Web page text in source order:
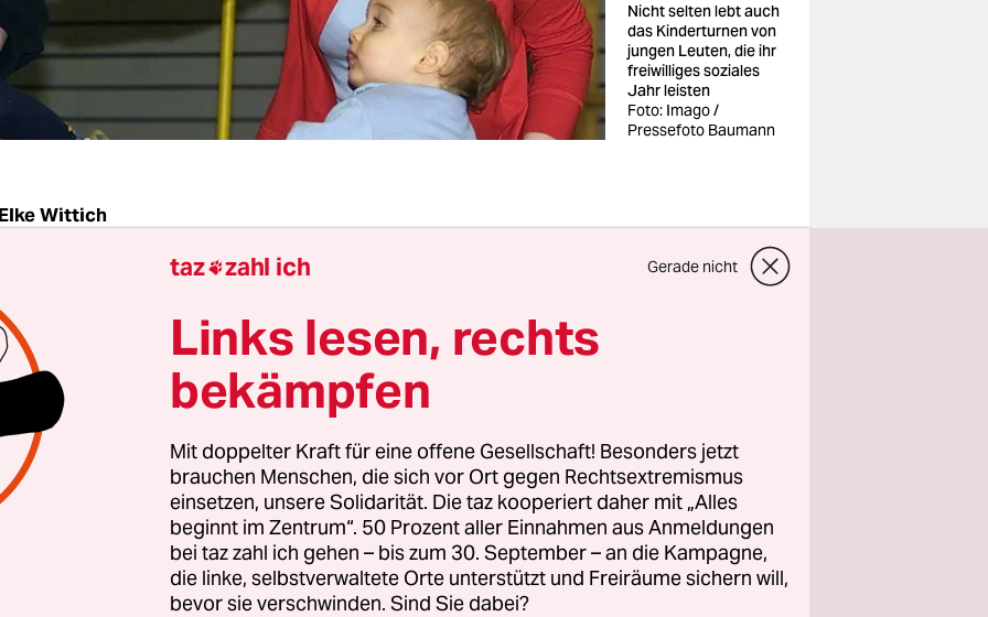
Nicht selten lebt auch
das Kinderturnen von
jungen Leuten, die ihr
freiwilliges soziales
Jahr leisten
Foto: Imago /
Pressefoto Baumann
Elke Wittich
2011 die allgemeine Wehrpflicht ausgesetzt wurde, endete
auch der Zivildienst. Soziale Einrichtungen sahen
vor Probleme gestellt, denn die in aller Regel engagierten
die nicht zur Bundeswehr wollten, fehlten plötzlich.
die Einführung eines verpflichtenden Dienstjahresfür
diskutiert
, das nicht nur in Kindergärten,
und Jugendzentren absolviert würde, sondern auch in
und -organisationen. Bis 2011 hatte es, allerdings wenig
Möglichkeit gegeben, dort den Zivildienst abzuleisten.
taz zahl ich Gerade nicht
Links lesen, rechts
bekämpfen
Mit doppelter Kraft für eine offene Gesellschaft! Besonders jetzt
brauchen Menschen, die sich vor Ort gegen Rechtsextremismus
einsetzen, unsere Solidarität. Die taz kooperiert daher mit „Alles
beginnt im Zentrum“. 50 Prozent aller Einnahmen aus Anmeldungen
bei taz zahl ich gehen – bis zum 30. September – an die Kampagne,
die linke, selbstverwaltete Orte unterstützt und Freiräume sichern will,
bevor sie verschwinden. Sind Sie dabei?